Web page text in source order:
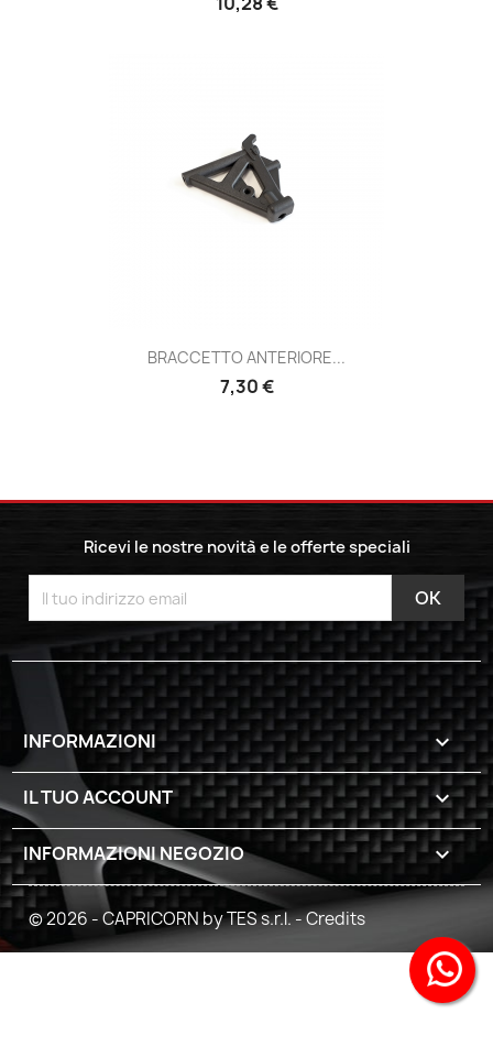
BRACCETTO ANTERIORE...
7,30 €
Ricevi le nostre novità e le offerte speciali
INFORMAZIONI 
IL TUO ACCOUNT 
INFORMAZIONI NEGOZIO keyboard_arrow_down
© 2026 - CAPRICORN by TES s.r.l. -Credits